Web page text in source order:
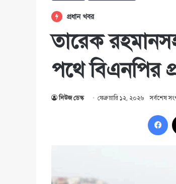
প্রধান খবর
তারেক
পথে বিএনপির
নিউজ ডেস্ক ফেব্রুয়ারি ১২, ২০২৬ সর্বশেষ